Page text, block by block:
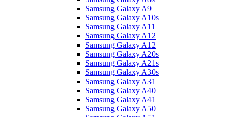
Samsung Galaxy A9
Samsung Galaxy A10s
Samsung Galaxy A11
Samsung Galaxy A12
Samsung Galaxy A12
Samsung Galaxy A20s
Samsung Galaxy A21s
Samsung Galaxy A30s
Samsung Galaxy A31
Samsung Galaxy A40
Samsung Galaxy A41
Samsung Galaxy A50